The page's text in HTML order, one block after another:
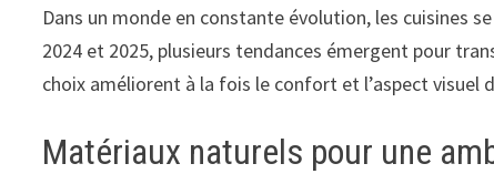
Dans un monde en constante évolution, les cuisines
2024 et 2025, plusieurs tendances émergent pour
choix améliorent à la fois le confort et l’aspect visuel
Matériaux naturels pour une